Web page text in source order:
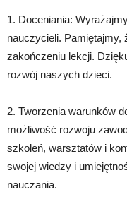
1. Doceniania:
nauczycieli. Pamiętajmy,
zakończeniu lekcji.
rozwój naszych dzieci.
2. Tworzenia warunków
możliwość rozwoju
szkoleń, warsztatów i
swojej wiedzy i
nauczania.